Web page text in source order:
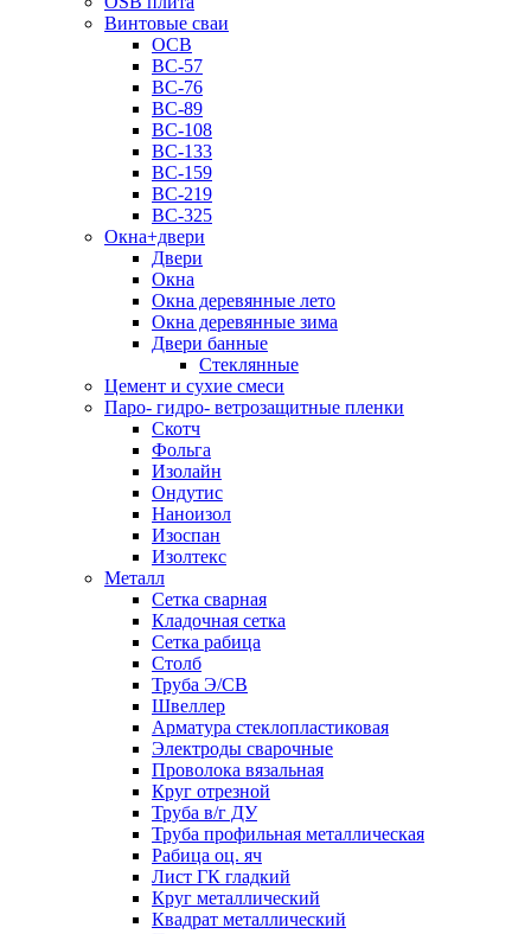
Винтовые сваи
ОСВ
ВС-57
ВС-76
ВС-89
ВС-108
ВС-133
ВС-159
ВС-219
ВС-325
Окна+двери
Двери
Окна
Окна деревянные лето
Окна деревянные зима
Двери банные
Стеклянные
Цемент и сухие смеси
Паро- гидро- ветрозащитные пленки
Скотч
Фольга
Изолайн
Ондутис
Наноизол
Изоспан
Изолтекс
Металл
Сетка сварная
Кладочная сетка
Сетка рабица
Столб
Труба Э/СВ
Швеллер
Арматура стеклопластиковая
Электроды сварочные
Проволока вязальная
Круг отрезной
Труба в/г ДУ
Труба профильная металлическая
Рабица оц. яч
Лист ГК гладкий
Круг металлический
Квадрат металлический